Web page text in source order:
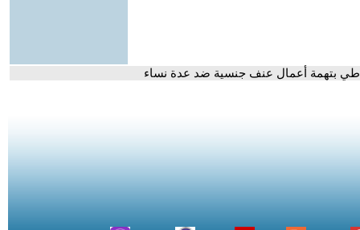
بتهمة أعمال عنف جنسية ضد عدة نساء